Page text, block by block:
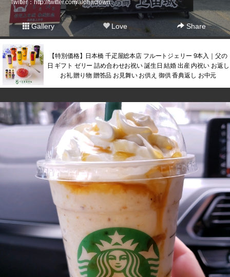
Twitter： http://twitter.com/alohacrown
Gallery Love Share
【特別価格】日本橋 千疋屋総本店 フルートジェリー 9本入｜父の
日 ギフト ゼリー 詰め合わせお祝い 誕生日 結婚 出産 内祝い お返し
お礼 贈り物 贈答品 お見舞い お供え 御供 香典返し お中元